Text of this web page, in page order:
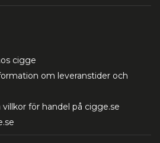
cigge
om leveranstider och
villkor för handel på cigge.se